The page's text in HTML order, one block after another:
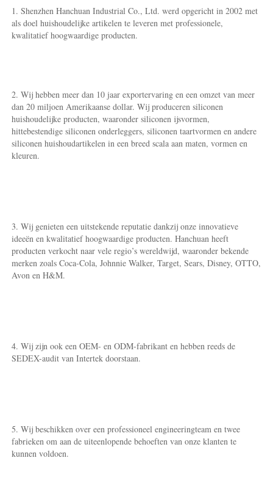
1. Shenzhen Hanchuan Industrial Co., Ltd. werd opgericht in 2002 met
als doel huishoudelijke artikelen te leveren met professionele,
kwalitatief hoogwaardige producten.
2. Wij hebben meer dan 10 jaar exportervaring en een omzet van meer
dan 20 miljoen Amerikaanse dollar. Wij produceren siliconen
huishoudelijke producten, waaronder siliconen ijsvormen,
hittebestendige siliconen onderleggers, siliconen taartvormen en andere
siliconen huishoudartikelen in een breed scala aan maten, vormen en
kleuren.
3. Wij genieten een uitstekende reputatie dankzij onze innovatieve
ideeën en kwalitatief hoogwaardige producten. Hanchuan heeft
producten verkocht naar vele regio’s wereldwijd, waaronder bekende
merken zoals Coca-Cola, Johnnie Walker, Target, Sears, Disney, OTTO,
Avon en H&M.
4. Wij zijn ook een OEM- en ODM-fabrikant en hebben reeds de
SEDEX-audit van Intertek doorstaan.
5. Wij beschikken over een professioneel engineeringteam en twee
fabrieken om aan de uiteenlopende behoeften van onze klanten te
kunnen voldoen.